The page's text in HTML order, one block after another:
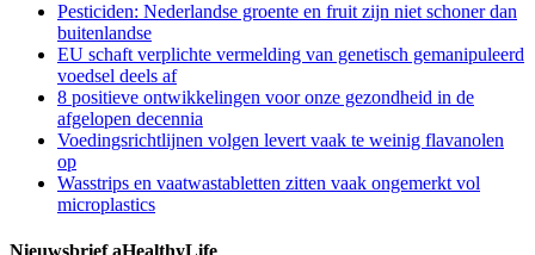
Pesticiden: Nederlandse groente en fruit zijn niet schoner dan
buitenlandse
EU schaft verplichte vermelding van genetisch gemanipuleerd
voedsel deels af
8 positieve ontwikkelingen voor onze gezondheid in de
afgelopen decennia
Voedingsrichtlijnen volgen levert vaak te weinig flavanolen
op
Wasstrips en vaatwastabletten zitten vaak ongemerkt vol
microplastics